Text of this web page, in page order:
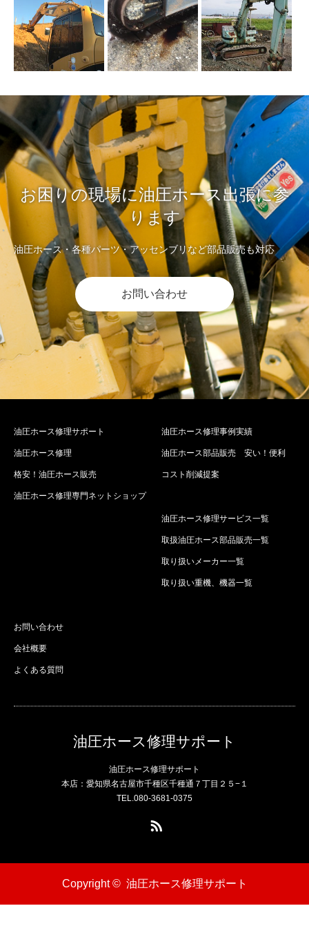
お困りの現場に油圧ホース出張に参
ります
油圧ホース・各種パーツ・アッセンブリなど部品販売も対応
お問い合わせ
油圧ホース修理サポート
油圧ホース修理
格安！油圧ホース販売
油圧ホース修理専門ネットショップ
油圧ホース修理事例実績
油圧ホース部品販売 安い！便利
コスト削減提案
油圧ホース修理サービス一覧
取扱油圧ホース部品販売一覧
取り扱いメーカー一覧
取り扱い重機、機器一覧
お問い合わせ
会社概要
よくある質問
油圧ホース修理サポート
油圧ホース修理サポート
本店：愛知県名古屋市千種区千種通７丁目２５−１
TEL.080-3681-0375
Copyright © 油圧ホース修理サポート